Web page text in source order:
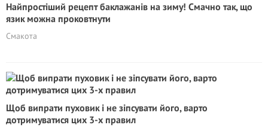
Найпростіший рецепт баклажанів на зиму! Смачно так, що
язик можна проковтнути
Смакота
Щоб випрати пуховик і не зіпсувати його, варто
дотримуватися цих 3-х правил